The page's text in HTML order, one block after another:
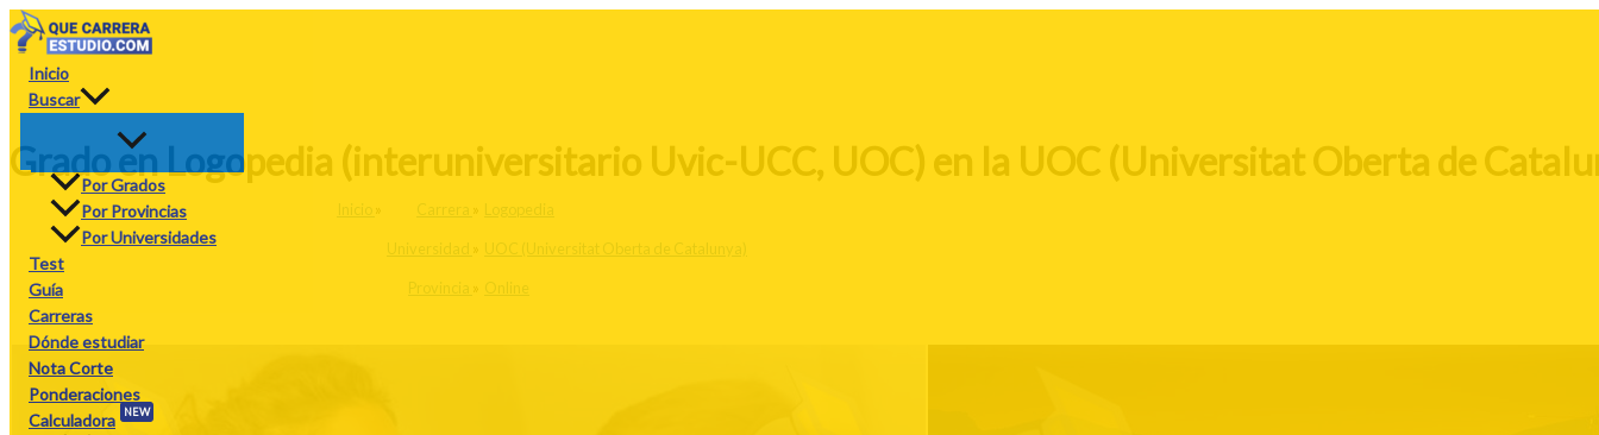
Ir
al
contenido
Inicio
Buscar
Por Grados
Por Provincias
Por Universidades
Test
Guía
Carreras
Dónde estudiar
Nota Corte
Ponderaciones
Calculadora
NEW
Grado en Logopedia (interuniversitario Uvic-UCC, UOC) en la UOC (Universitat Oberta de
Inicio Carrera Logopedia
Universidad UOC (Universitat Oberta de Catalunya)
Provincia Online